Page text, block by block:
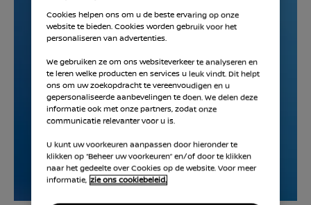
Cookies helpen ons om u de beste ervaring op onze
website te bieden. Cookies worden gebruik voor het
personaliseren van advertenties.
We gebruiken ze om ons websiteverkeer te analyseren en
te leren welke producten en services u leuk vindt. Dit helpt
ons om uw zoekopdracht te vereenvoudigen en u
gepersonaliseerde aanbevelingen te doen. We delen deze
informatie ook met onze partners, zodat onze
communicatie relevanter voor u is.
U kunt uw voorkeuren aanpassen door hieronder te
klikken op “Beheer uw voorkeuren” en/of door te klikken
naar het gedeelte over Cookies op de website. Voor meer
informatie, zie ons cookiebeleid.